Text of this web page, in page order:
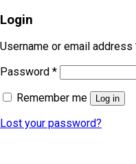
Login
Username or email address
Password *
Remember me
Log in
Lost your password?